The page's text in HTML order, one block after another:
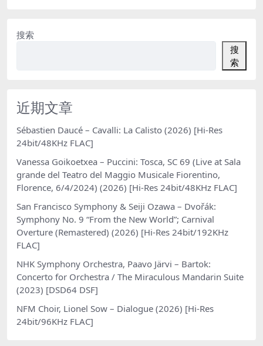
搜索
搜
索
近期文章
Sébastien Daucé – Cavalli: La Calisto (2026) [Hi-Res
24bit/48KHz FLAC]
Vanessa Goikoetxea – Puccini: Tosca, SC 69 (Live at Sala
grande del Teatro del Maggio Musicale Fiorentino,
Florence, 6/4/2024) (2026) [Hi-Res 24bit/48KHz FLAC]
San Francisco Symphony & Seiji Ozawa – Dvořák:
Symphony No. 9 “From the New World”; Carnival
Overture (Remastered) (2026) [Hi-Res 24bit/192KHz
FLAC]
NHK Symphony Orchestra, Paavo Järvi – Bartok:
Concerto for Orchestra / The Miraculous Mandarin Suite
(2023) [DSD64 DSF]
NFM Choir, Lionel Sow – Dialogue (2026) [Hi-Res
24bit/96KHz FLAC]